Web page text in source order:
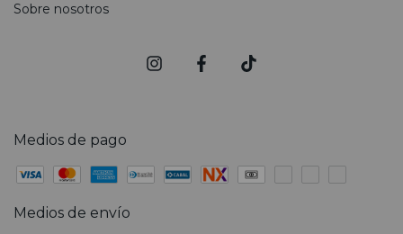
Sobre nosotros
Medios de pago
Medios de envío